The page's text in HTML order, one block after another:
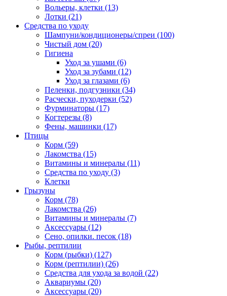
Вольеры, клетки (13)
Лотки (21)
Средства по уходу
Шампуни/кондиционеры/спреи (100)
Чистый дом (20)
Гигиена
Уход за ушами (6)
Уход за зубами (12)
Уход за глазами (6)
Пеленки, подгузники (34)
Расчески, пуходерки (52)
Фурминаторы (17)
Когтерезы (8)
Фены, машинки (17)
Птицы
Корм (59)
Лакомства (15)
Витамины и минералы (11)
Средства по уходу (3)
Клетки
Грызуны
Корм (78)
Лакомства (26)
Витамины и минералы (7)
Аксессуары (12)
Сено, опилки. песок (18)
Рыбы, рептилии
Корм (рыбки) (127)
Корм (рептилии) (26)
Средства для ухода за водой (22)
Аквариумы (20)
Аксессуары (20)